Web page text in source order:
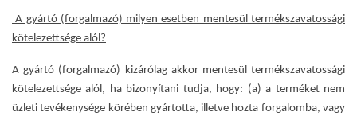
A gyártó (forgalmazó) milyen esetben mentesül termékszavatossági
kötelezettsége alól?
A gyártó (forgalmazó) kizárólag akkor mentesül termékszavatossági
kötelezettsége alól, ha bizonyítani tudja, hogy: (a) a terméket nem
üzleti tevékenysége körében gyártotta, illetve hozta forgalomba, vagy